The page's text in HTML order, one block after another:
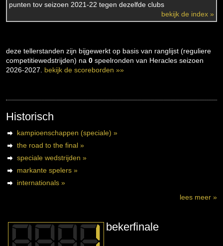
punten tov seizoen 2021-22 tegen dezelfde clubs
bekijk de index »
deze tellerstanden zijn bijgewerkt op basis van ranglijst (reguliere
competitiewedstrijden) na 0 speelronden van Heracles seizoen
2026-2027. bekijk de scoreborden »»
Historisch
kampioenschappen (speciale) »
the road to the final »
speciale wedstrijden »
markante spelers »
internationals »
lees meer »
bekerfinale